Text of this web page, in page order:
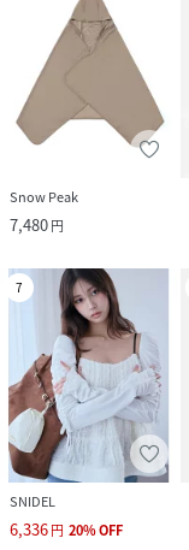
Snow Peak
7,480円
7
SNIDEL
6,336円 20%OFF